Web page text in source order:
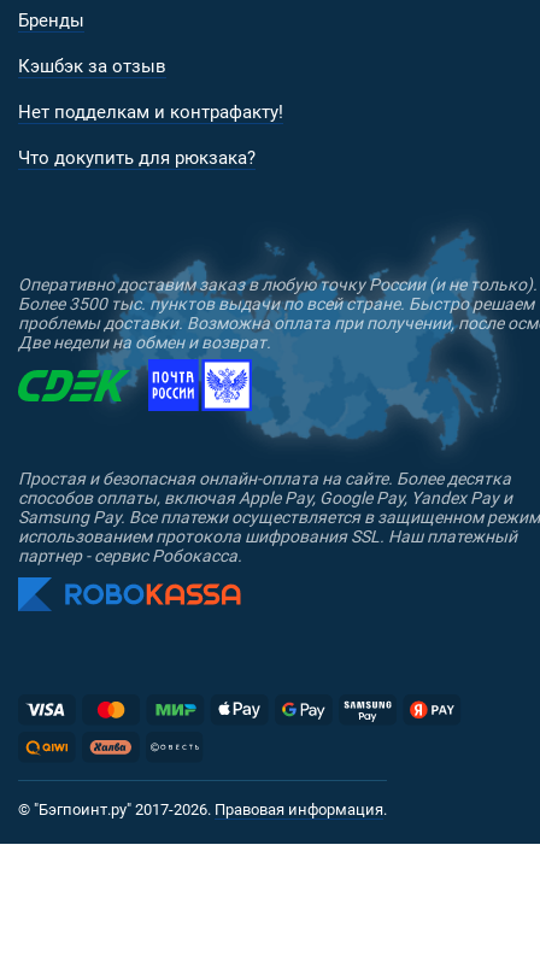
Бренды
Кэшбэк за отзыв
Нет подделкам и контрафакту!
Что докупить для рюкзака?
Оперативно доставим заказ в любую точку России (и не только).
Более 3500 тыс. пунктов выдачи по всей стране. Быстро решаем
проблемы доставки. Возможна оплата при получении, после
Две недели на обмен и возврат.
Простая и безопасная онлайн-оплата на сайте. Более десятка
способов оплаты, включая Apple Pay, Google Pay, Yandex Pay и
Samsung Pay. Все платежи осуществляется в защищенном
использованием протокола шифрования SSL. Наш платежный
партнер - сервис Робокасса.
© "Бэгпоинт.ру" 2017-2026. Правовая информация.